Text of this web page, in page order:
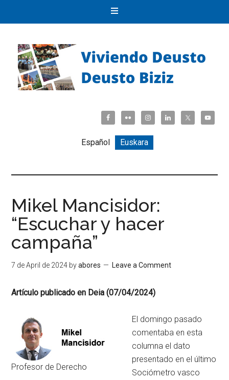
Español Euskara
Mikel Mancisidor:
“Escuchar y hacer
campaña”
7 de April de 2024 byabores Leave a Comment
Artículo publicado en Deia (07/04/2024)
Profesor de Derecho
El domingo pasado
comentaba en esta
columna el dato
presentado en el último
Sociómetro vasco